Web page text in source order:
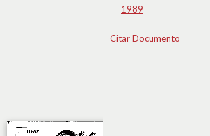
1989
Citar Documento